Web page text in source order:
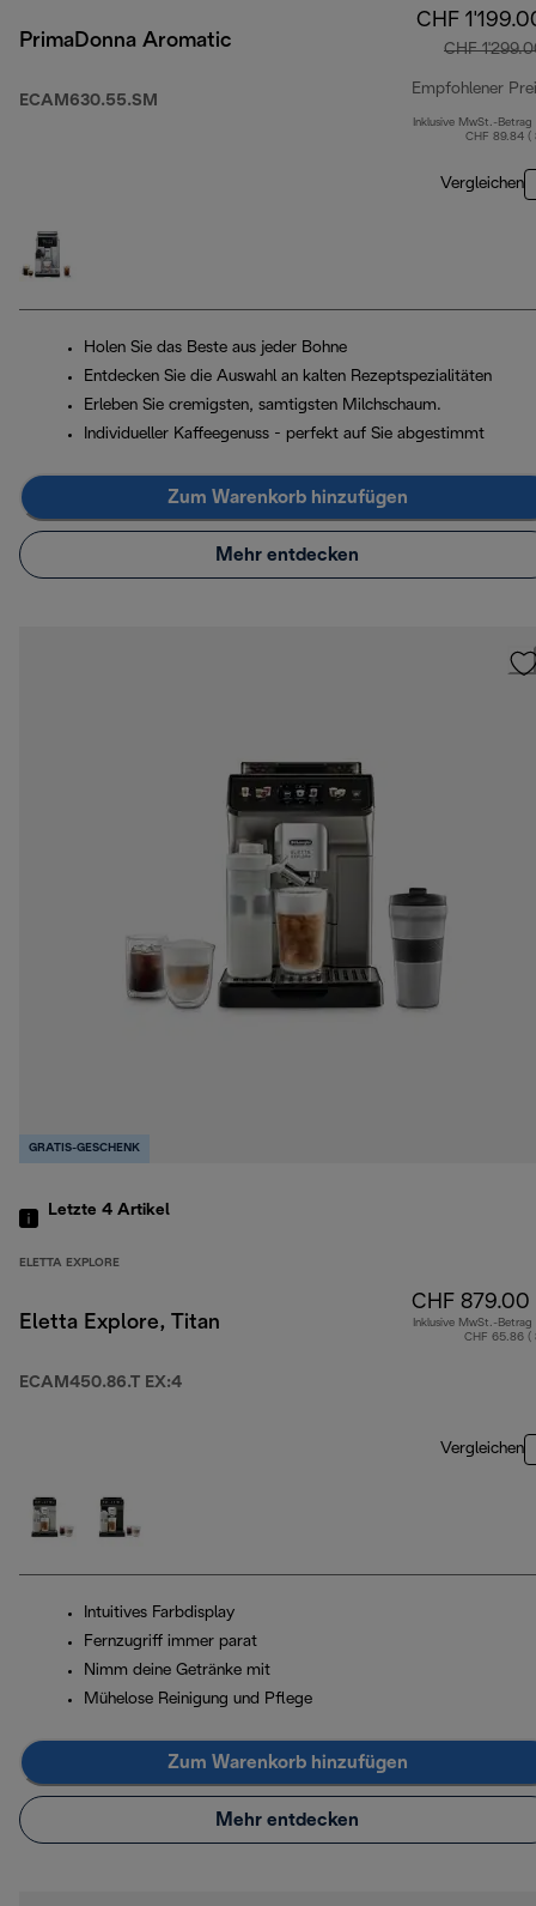
PrimaDonna Aromatic
ECAM630.55.SM
CHF
CHF
Empfohlener
Inklusive MwSt.-Betrag
CHF 89.84 (
Vergleichen
Holen Sie das Beste aus jeder Bohne
Entdecken Sie die Auswahl an kalten Rezeptspezialitäten
Erleben Sie cremigsten, samtigsten Milchschaum.
Individueller Kaffeegenuss - perfekt auf Sie abgestimmt
Zum Warenkorb hinzufügen
Mehr entdecken
GRATIS-GESCHENK
Letzte 4 Artikel
ELETTA EXPLORE
Eletta Explore, Titan
ECAM450.86.T EX:4
CHF 879.00
Inklusive MwSt.-Betrag
CHF 65.86 (
Vergleichen
Intuitives Farbdisplay
Fernzugriff immer parat
Nimm deine Getränke mit
Mühelose Reinigung und Pflege
Zum Warenkorb hinzufügen
Mehr entdecken